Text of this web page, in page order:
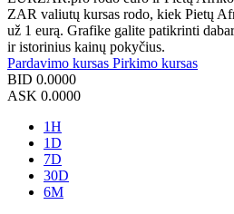
ZAR valiutų kursas rodo, kiek Pietų
už 1 eurą. Grafike galite patikrinti
ir istorinius kainų pokyčius.
Pardavimo kursas Pirkimo kursas
BID 0.0000
ASK 0.0000
1H
1D
7D
30D
6M